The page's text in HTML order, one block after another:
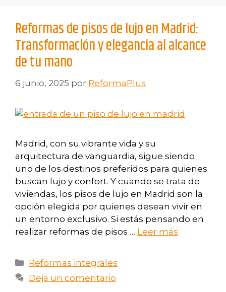
Reformas de pisos de lujo en Madrid:
Transformación y elegancia al alcance
de tu mano
6 junio, 2025 por ReformaPlus
Madrid, con su vibrante vida y su
arquitectura de vanguardia, sigue siendo
uno de los destinos preferidos para quienes
buscan lujo y confort. Y cuando se trata de
viviendas, los pisos de lujo en Madrid son la
opción elegida por quienes desean vivir en
un entorno exclusivo. Si estás pensando en
realizar reformas de pisos … Leer más
Reformas integrales
Deja un comentario